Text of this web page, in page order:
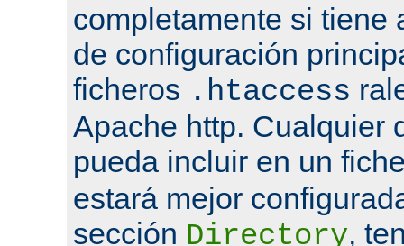
completamente si tiene
de configuración
ficheros .htaccess
Apache http. Cualquier
pueda incluir en un
estará mejor
sección Directory,